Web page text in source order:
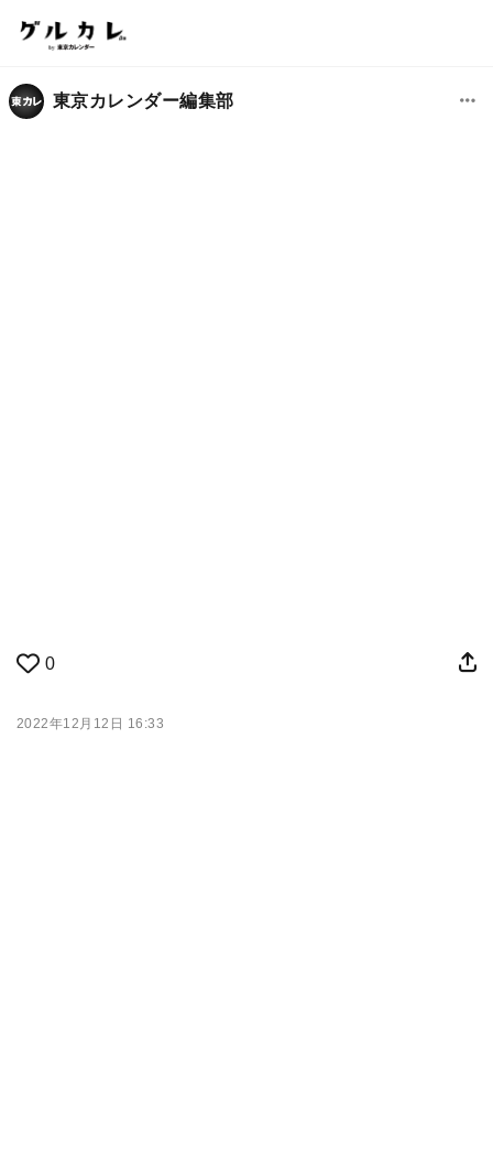
東京カレンダー編集部
0
2022年12月12日 16:33